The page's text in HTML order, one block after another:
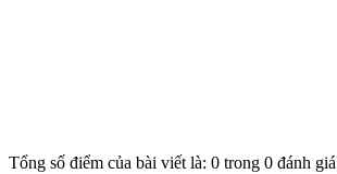
Tổng số điểm của bài viết là: 0 trong 0 đánh giá